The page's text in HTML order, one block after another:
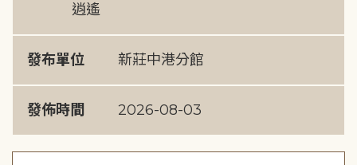
逍遙
發布單位 新莊中港分館
發佈時間 2026-08-03